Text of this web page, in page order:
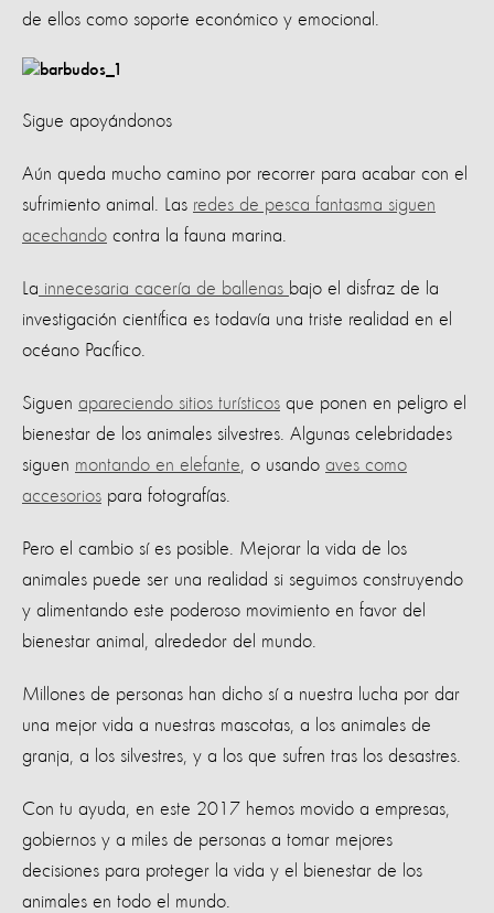
de ellos como soporte económico y emocional.
Sigue apoyándonos
Aún queda mucho camino por recorrer para acabar con el
sufrimiento animal. Las redes de pesca fantasma siguen
acechando contra la fauna marina.
La innecesaria cacería de ballenas bajo el disfraz de la
investigación científica es todavía una triste realidad en el
océano Pacífico.
Siguen apareciendo sitios turísticos que ponen en peligro el
bienestar de los animales silvestres. Algunas celebridades
siguen montando en elefante , o usando aves como
accesorios para fotografías.
Pero el cambio sí es posible. Mejorar la vida de los
animales puede ser una realidad si seguimos construyendo
y alimentando este poderoso movimiento en favor del
bienestar animal, alrededor del mundo.
Millones de personas han dicho sí a nuestra lucha por dar
una mejor vida a nuestras mascotas, a los animales de
granja, a los silvestres, y a los que sufren tras los desastres.
Con tu ayuda, en este 2017 hemos movido a empresas,
gobiernos y a miles de personas a tomar mejores
decisiones para proteger la vida y el bienestar de los
animales en todo el mundo.